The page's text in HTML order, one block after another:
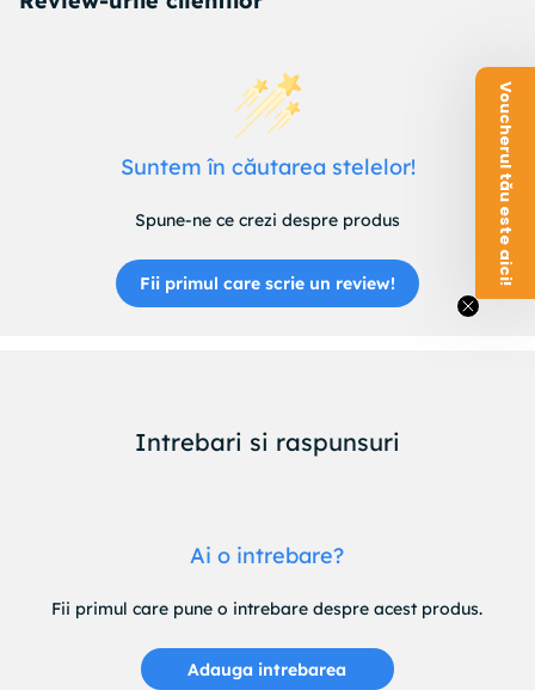
Suntem în căutarea stelelor!
Spune-ne ce crezi despre produs
Fii primul care scrie un review!
Intrebari si raspunsuri
Ai o intrebare?
Fii primul care pune o intrebare despre acest produs.
Adauga intrebarea
Voucherul tău este aici!